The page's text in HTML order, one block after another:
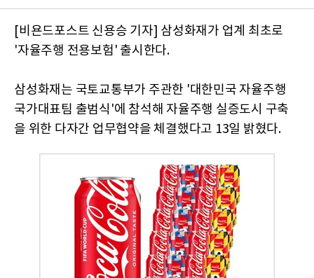
[비욘드포스트 신용승 기자] 삼성화재가 업계 최초로
'자율주행 전용보험' 출시한다.
삼성화재는 국토교통부가 주관한 '대한민국 자율주행
국가대표팀 출범식'에 참석해 자율주행 실증도시 구축
을 위한 다자간 업무협약을 체결했다고 13일 밝혔다.